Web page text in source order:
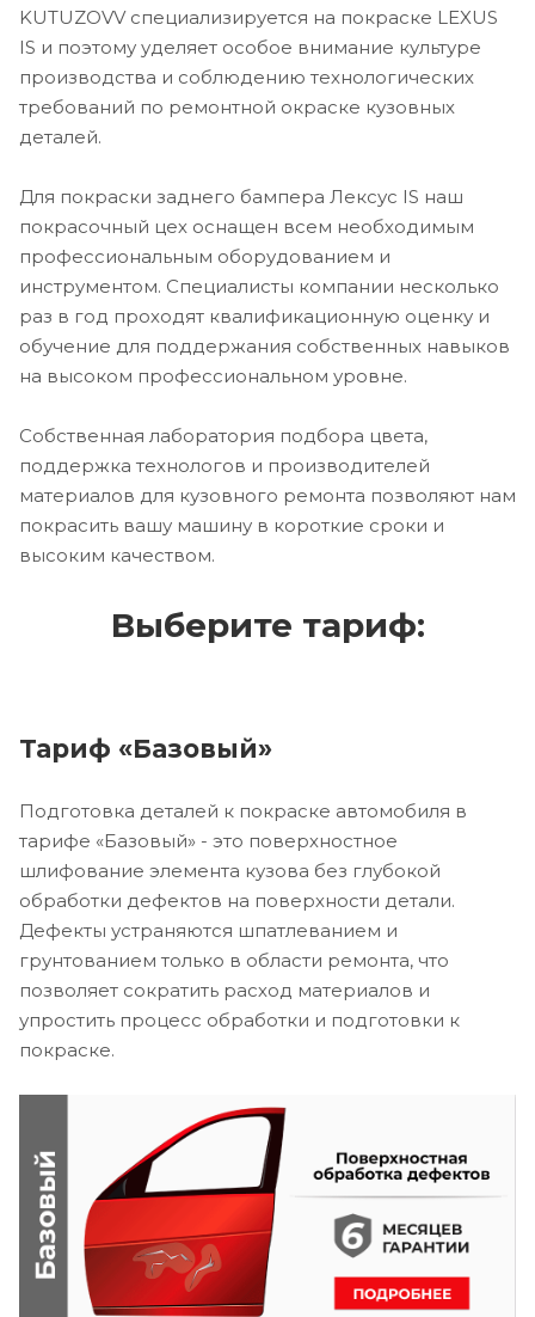
KUTUZOVV специализируется на покраске LEXUS
IS и поэтому уделяет особое внимание культуре
производства и соблюдению технологических
требований по ремонтной окраске кузовных
деталей.
Для покраски заднего бампера Лексус IS наш
покрасочный цех оснащен всем необходимым
профессиональным оборудованием и
инструментом. Специалисты компании несколько
раз в год проходят квалификационную оценку и
обучение для поддержания собственных навыков
на высоком профессиональном уровне.
Собственная лаборатория подбора цвета,
поддержка технологов и производителей
материалов для кузовного ремонта позволяют нам
покрасить вашу машину в короткие сроки и
высоким качеством.
Выберите тариф:
Тариф «Базовый»
Подготовка деталей к покраске автомобиля в
тарифе «Базовый» - это поверхностное
шлифование элемента кузова без глубокой
обработки дефектов на поверхности детали.
Дефекты устраняются шпатлеванием и
грунтованием только в области ремонта, что
позволяет сократить расход материалов и
упростить процесс обработки и подготовки к
покраске.